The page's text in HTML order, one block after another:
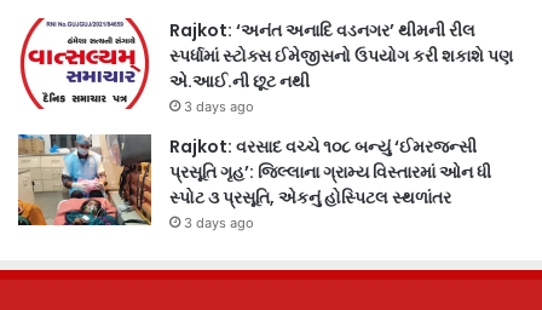
Rajkot: ‘અનંત અનાદિ વડનગર’ થીમની રીલ
સ્પર્ધામાં સ્ટોક્સ ઈમેજીસનો ઉપયોગ કરી શકાશે પણ
એ.આઈ.ની છૂટ નથી
3 days ago
Rajkot: વરસાદ વચ્ચે ૧૦૮ બન્યું ‘ઈમરજન્સી
પ્રસૂતિ ગૃહ’: જિલ્લાના ગ્રામ્ય વિસ્તારમાં ઓન ધી
સ્પોટ ૩ પ્રસૂતિ, એકનું હોસ્પિટલ સ્થળાંતર
3 days ago